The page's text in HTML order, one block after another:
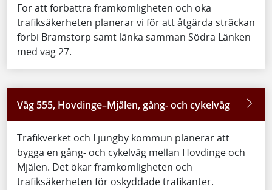
För att förbättra framkomligheten och öka
trafiksäkerheten planerar vi för att åtgärda sträckan
förbi Bramstorp samt länka samman Södra Länken
med väg 27.
Väg 555, Hovdinge–Mjälen, gång- och cykelväg
Trafikverket och Ljungby kommun planerar att
bygga en gång- och cykelväg mellan Hovdinge och
Mjälen. Det ökar framkomligheten och
trafiksäkerheten för oskyddade trafikanter.